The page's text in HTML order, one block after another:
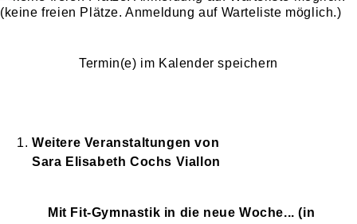
(keine freien Plätze. Anmeldung auf Warteliste möglich.)
Termin(e) im Kalender speichern
Weitere Veranstaltungen von
Sara Elisabeth Cochs Viallon
Mit Fit-Gymnastik in die neue Woche... (in